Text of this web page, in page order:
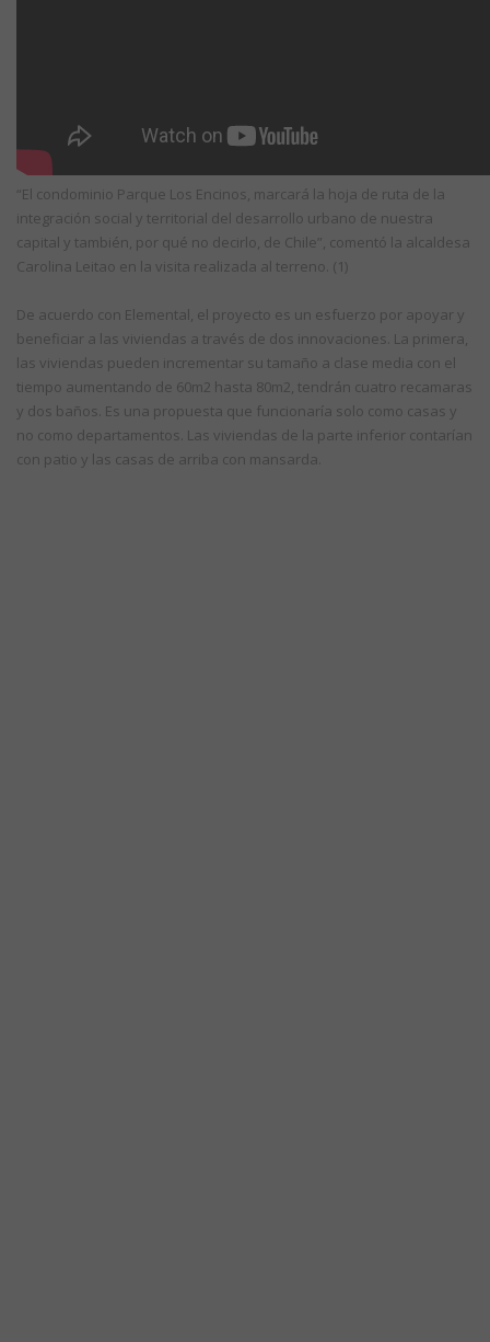
“El condominio Parque Los Encinos, marcará la hoja de ruta de la
integración social y territorial del desarrollo urbano de nuestra
capital y también, por qué no decirlo, de Chile”, comentó la alcaldesa
Carolina Leitao en la visita realizada al terreno. (1)
De acuerdo con Elemental, el proyecto es un esfuerzo por apoyar y
beneficiar a las viviendas a través de dos innovaciones. La primera,
las viviendas pueden incrementar su tamaño a clase media con el
tiempo aumentando de 60m2 hasta 80m2, tendrán cuatro recamaras
y dos baños. Es una propuesta que funcionaría solo como casas y
no como departamentos. Las viviendas de la parte inferior contarían
con patio y las casas de arriba con mansarda.